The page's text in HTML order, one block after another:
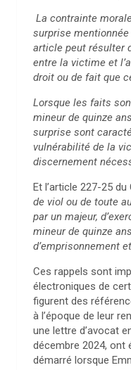
La contrainte
surprise
article peut résulter
entre la victime et
droit ou de fait que
Lorsque les faits
mineur de quinze
surprise sont
vulnérabilité de la
discernement
Et l’article 227-25
de viol ou de toute
par un majeur,
mineur de quinze
d’emprisonnement
Ces rappels sont
électroniques de
figurent des
à l’époque de leur
une lettre d’avocat
décembre 2024, ont
démarré lorsque